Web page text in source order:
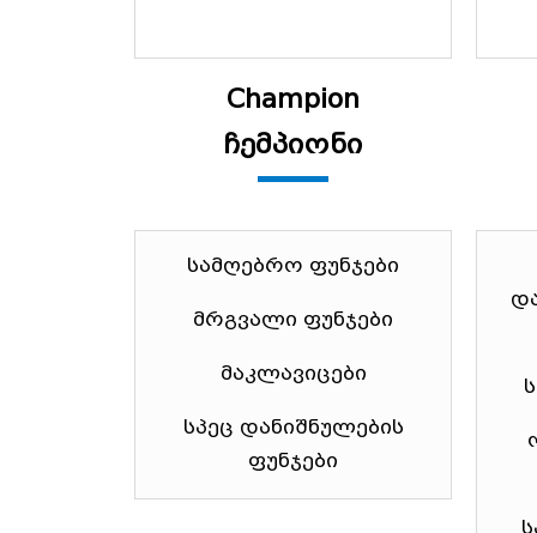
Champion
ჩემპიონი
სამღებრო ფუნჯები
მრგვალი ფუნჯები
მაკლავიცები
სპეც დანიშნულების
ფუნჯები